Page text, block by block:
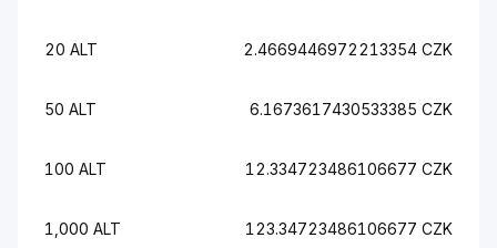
20 ALT 2.4669446972213354 CZK
50 ALT 6.1673617430533385 CZK
100 ALT 12.334723486106677 CZK
1,000 ALT 123.34723486106677 CZK